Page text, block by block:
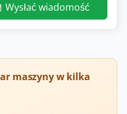
Wysłać wiadomość
maszyny w kilka